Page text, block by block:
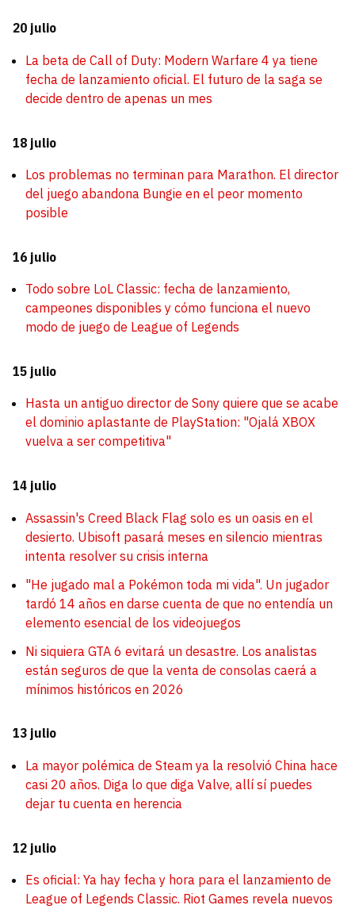
20 julio
La beta de Call of Duty: Modern Warfare 4 ya tiene
fecha de lanzamiento oficial. El futuro de la saga se
decide dentro de apenas un mes
18 julio
Los problemas no terminan para Marathon. El director
del juego abandona Bungie en el peor momento
posible
16 julio
Todo sobre LoL Classic: fecha de lanzamiento,
campeones disponibles y cómo funciona el nuevo
modo de juego de League of Legends
15 julio
Hasta un antiguo director de Sony quiere que se acabe
el dominio aplastante de PlayStation: "Ojalá XBOX
vuelva a ser competitiva"
14 julio
Assassin's Creed Black Flag solo es un oasis en el
desierto. Ubisoft pasará meses en silencio mientras
intenta resolver su crisis interna
"He jugado mal a Pokémon toda mi vida". Un jugador
tardó 14 años en darse cuenta de que no entendía un
elemento esencial de los videojuegos
Ni siquiera GTA 6 evitará un desastre. Los analistas
están seguros de que la venta de consolas caerá a
mínimos históricos en 2026
13 julio
La mayor polémica de Steam ya la resolvió China hace
casi 20 años. Diga lo que diga Valve, allí sí puedes
dejar tu cuenta en herencia
12 julio
Es oficial: Ya hay fecha y hora para el lanzamiento de
League of Legends Classic. Riot Games revela nuevos